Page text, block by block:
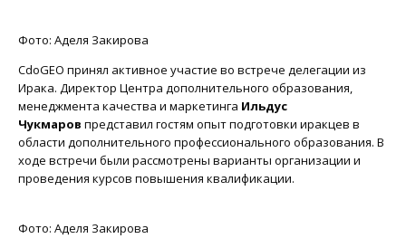
Фото: Аделя Закирова
CdoGEO принял активное участие во встрече делегации из
Ирака. Директор Центра дополнительного образования,
менеджмента качества и маркетинга Ильдус
Чукмаров представил гостям опыт подготовки иракцев в
области дополнительного профессионального образования. В
ходе встречи были рассмотрены варианты организации и
проведения курсов повышения квалификации.
Фото: Аделя Закирова